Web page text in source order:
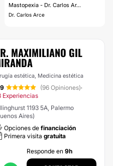
Mastopexia - Dr. Carlos Ar...
Dr. Carlos Arce
MAXIMILIANO GIL
estética, Medicina estética
(96 Opiniones)·
Experiencias
1193 5A, Palermo
Aires)
Opciones de financiación
Primera visita gratuita
Responde en 9h